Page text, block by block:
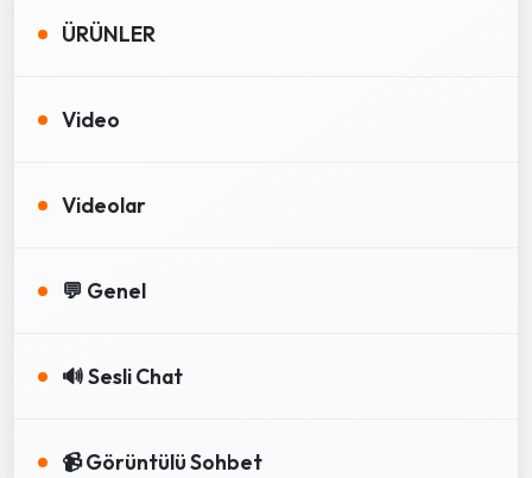
ÜRÜNLER
Video
Videolar
💬 Genel
🔊 Sesli Chat
📹 Görüntülü Sohbet